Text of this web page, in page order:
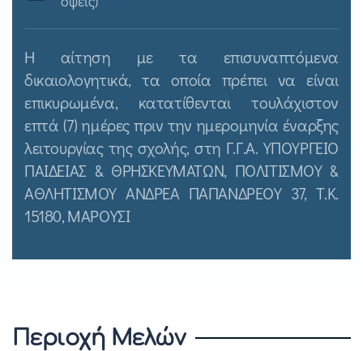
Η αίτηση με τα επισυναπτόμενα
δικαιολογητικά, τα οποία πρέπει να είναι
επικυρωμένα, κατατίθενται τουλάχιστον
επτά (7) ημέρες πριν την ημερομηνία έναρξης
λειτουργίας της σχολής, στη Γ.Γ.Α. ΥΠΟΥΡΓΕΙΟ
ΠΑΙΔΕΙΑΣ & ΘΡΗΣΚΕΥΜΑΤΩΝ, ΠΟΛΙΤΙΣΜΟΥ &
ΑΘΛΗΤΙΣΜΟΥ ΑΝΔΡΕΑ ΠΑΠΑΝΔΡΕΟΥ 37, Τ.Κ.
15180, ΜΑΡΟΥΣΙ
Περιοχή Μελών